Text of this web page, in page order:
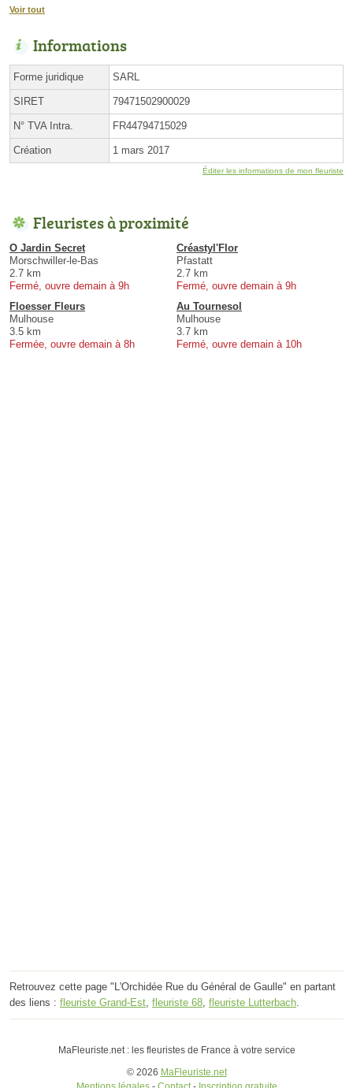
Voir tout
Informations
Forme juridique SARL
SIRET 79471502900029
N° TVA Intra. FR44794715029
Création 1 mars 2017
Éditer les informations de mon fleuriste
Fleuristes à proximité
O Jardin Secret
Morschwiller-le-Bas
2.7 km
Fermé, ouvre demain à 9h
Créastyl'Flor
Pfastatt
2.7 km
Fermé, ouvre demain à 9h
Floesser Fleurs
Mulhouse
3.5 km
Fermée, ouvre demain à 8h
Au Tournesol
Mulhouse
3.7 km
Fermé, ouvre demain à 10h
Retrouvez cette page "L'Orchidée Rue du Général de Gaulle" en partant
des liens : fleuriste Grand-Est, fleuriste 68, fleuriste Lutterbach.
MaFleuriste.net : les fleuristes de France à votre service
© 2026 MaFleuriste.net